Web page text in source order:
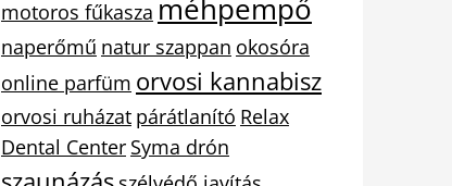
motoros fűkasza méhpempő
naperőmű natur szappan okosóra
online parfüm orvosi kannabisz
orvosi ruházat párátlanító Relax
Dental Center Syma drón